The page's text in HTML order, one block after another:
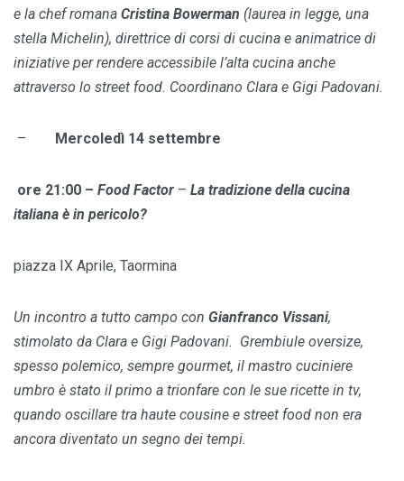
e la chef romana Cristina Bowerman (laurea in legge, una
stella Michelin), direttrice di corsi di cucina e animatrice di
iniziative per rendere accessibile l’alta cucina anche
attraverso lo street food. Coordinano Clara e Gigi Padovani.
– Mercoledì 14 settembre
ore 21:00 – Food Factor – La tradizione della cucina
italiana è in pericolo?
piazza IX Aprile, Taormina
Un incontro a tutto campo con Gianfranco Vissani,
stimolato da Clara e Gigi Padovani. Grembiule oversize,
spesso polemico, sempre gourmet, il mastro cuciniere
umbro è stato il primo a trionfare con le sue ricette in tv,
quando oscillare tra haute cousine e street food non era
ancora diventato un segno dei tempi.